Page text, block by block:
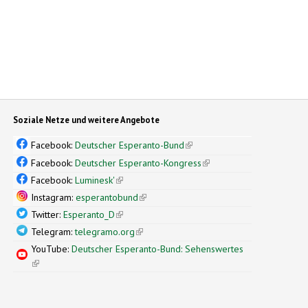
Soziale Netze und weitere Angebote
Facebook:Deutscher Esperanto-Bund(link is external)
Facebook:Deutscher Esperanto-Kongress(link is external)
Facebook:Luminesk'(link is external)
Instagram:esperantobund(link is external)
Twitter:Esperanto_D(link is external)
Telegram:telegramo.org(link is external)
YouTube:Deutscher Esperanto-Bund: Sehenswertes
(link is external)